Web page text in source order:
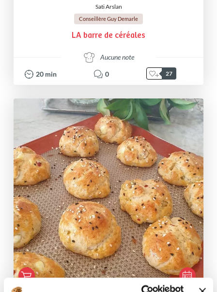
Sati Arslan
Conseillère Guy Demarle
LA barre de céréales
Aucune note
20 min 0 27